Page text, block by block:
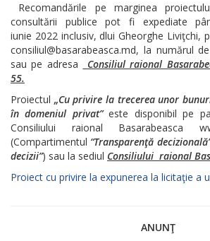
Recomandările pe marginea
consultării publice pot fi expediate
iunie 2022 inclusiv, dlui Gheorghe Liviţchi,
consiliul@basarabeasca.md, la numărul
sau pe adresa
Consiliul raional
55.
Proiectul „Cu privire la trecerea unor
în domeniul privat”este disponibil pe
Consiliului raional Basarabeasca
(Compartimentul “Transparenţă
decizii”) sau la sediul Consiliului raional
Proiect cu privire la expunerea la licitaţie a
ANUNŢ